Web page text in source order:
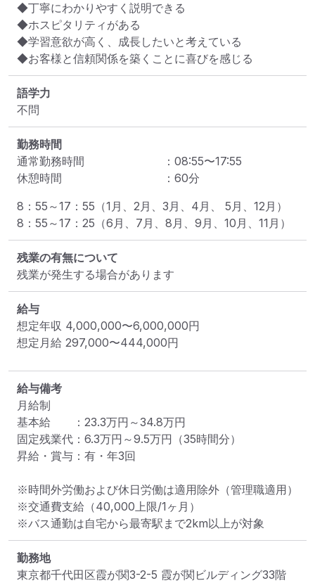
◆丁寧にわかりやすく説明できる
◆ホスピタリティがある
◆学習意欲が高く、成長したいと考えている
◆お客様と信頼関係を築くことに喜びを感じる
語学力
不問
勤務時間
通常勤務時間
： 08:55〜17:55
休憩時間
： 60分
8：55～17：55（1月、2月、3月、4月、 5月、12月）
8：55～17：25（6月、7月、8月、9月、10月、11月）
残業の有無について
残業が発生する場合があります
給与
想定年収 4,000,000〜6,000,000円
想定月給 297,000〜444,000円
給与備考
月給制
基本給　　：23.3万円～34.8万円
固定残業代：6.3万円～9.5万円（35時間分）
昇給・賞与：有・年3回
※時間外労働および休日労働は適用除外（管理職適用）
※交通費支給（40,000上限/1ヶ月）
※バス通勤は自宅から最寄駅まで2km以上が対象
勤務地
東京都千代田区霞が関3-2-5 霞が関ビルディング33階